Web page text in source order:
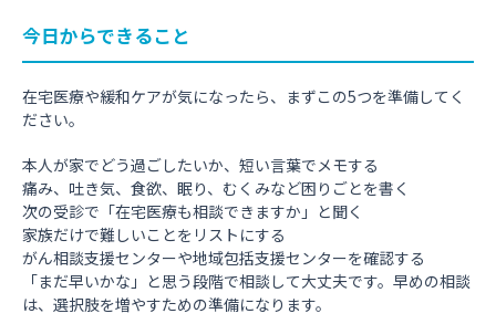
今日からできること
在宅医療や緩和ケアが気になったら、まずこの5つを準備してく
ださい。
本人が家でどう過ごしたいか、短い言葉でメモする
痛み、吐き気、食欲、眠り、むくみなど困りごとを書く
次の受診で「在宅医療も相談できますか」と聞く
家族だけで難しいことをリストにする
がん相談支援センターや地域包括支援センターを確認する
「まだ早いかな」と思う段階で相談して大丈夫です。早めの相談
は、選択肢を増やすための準備になります。